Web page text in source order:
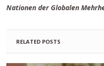
Nationen der Globalen
RELATED POSTS